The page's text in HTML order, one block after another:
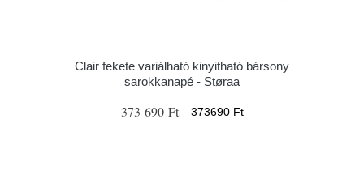
Clair fekete variálható kinyitható bársony
sarokkanapé - Støraa
373 690 Ft 373690 Ft